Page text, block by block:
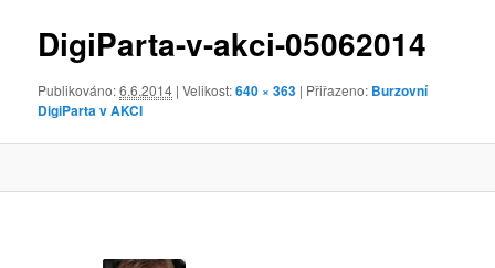
DigiParta-v-akci-05062014
Publikováno:6.6.2014 | Velikost:640 × 363 | Přiřazeno: Burzovní
DigiParta v AKCI